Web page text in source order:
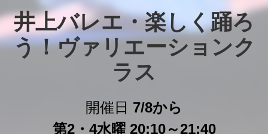
井上バレエ・楽しく踊ろ
う！ヴァリエーションク
ラス
開催日 7/8から
第2・4水曜 20:10～21:40